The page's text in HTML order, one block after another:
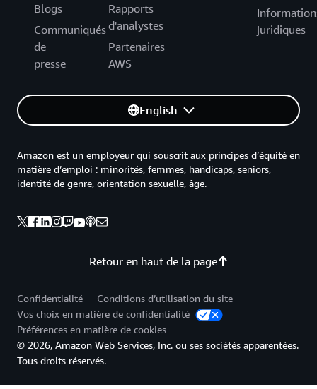
Blogs
Communiqués
de
presse
Rapports
d'analystes
Partenaires
AWS
juridiques
English
Retour en haut de la page
Amazon est un employeur qui souscrit aux principes d’équité en
matière d’emploi : minorités, femmes, handicaps, seniors,
identité de genre, orientation sexuelle, âge.
Confidentialité
Conditions d’utilisation du site
Vos choix en matière de confidentialité
Préférences en matière de cookies
© 2026, Amazon Web Services, Inc. ou ses sociétés apparentées.
Tous droits réservés.